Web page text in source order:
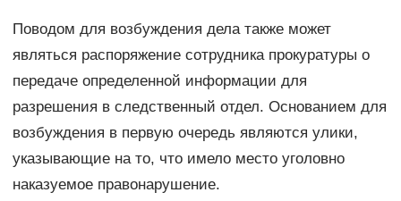
Поводом для возбуждения дела также может
являться распоряжение сотрудника прокуратуры о
передаче определенной информации для
разрешения в следственный отдел. Основанием для
возбуждения в первую очередь являются улики,
указывающие на то, что имело место уголовно
наказуемое правонарушение.